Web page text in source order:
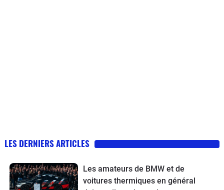
LES DERNIERS ARTICLES
Les amateurs de BMW et de
voitures thermiques en général